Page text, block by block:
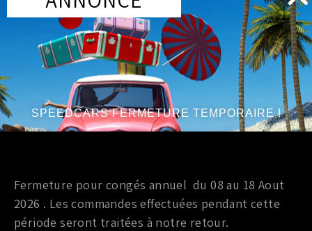
Marque: NISSAN
Année du véhicule
à partir de 2009, jusqu’à 2014
Série:V6 3.7L
PROMO !
CACHE CROCHET PARE CHOC AVANT 370Z 2009 – 2014
19,00€ 15,00€ TTC
SPEEDCARS FERMETURE TEMPORAIRE !
Fermeture pour congés annuel du 08 au 18 Aout
2026 . Les commandes effectuées pendant cette
période seront traitées à notre retour.